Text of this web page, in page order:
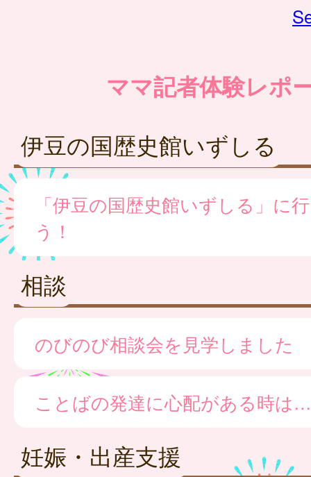
ママ記者体験レポ
伊豆の国歴史館いずしる
「伊豆の国歴史館いずしる」に
う！
相談
のびのび相談会を見学しました
ことばの発達に心配がある時
妊娠・出産支援